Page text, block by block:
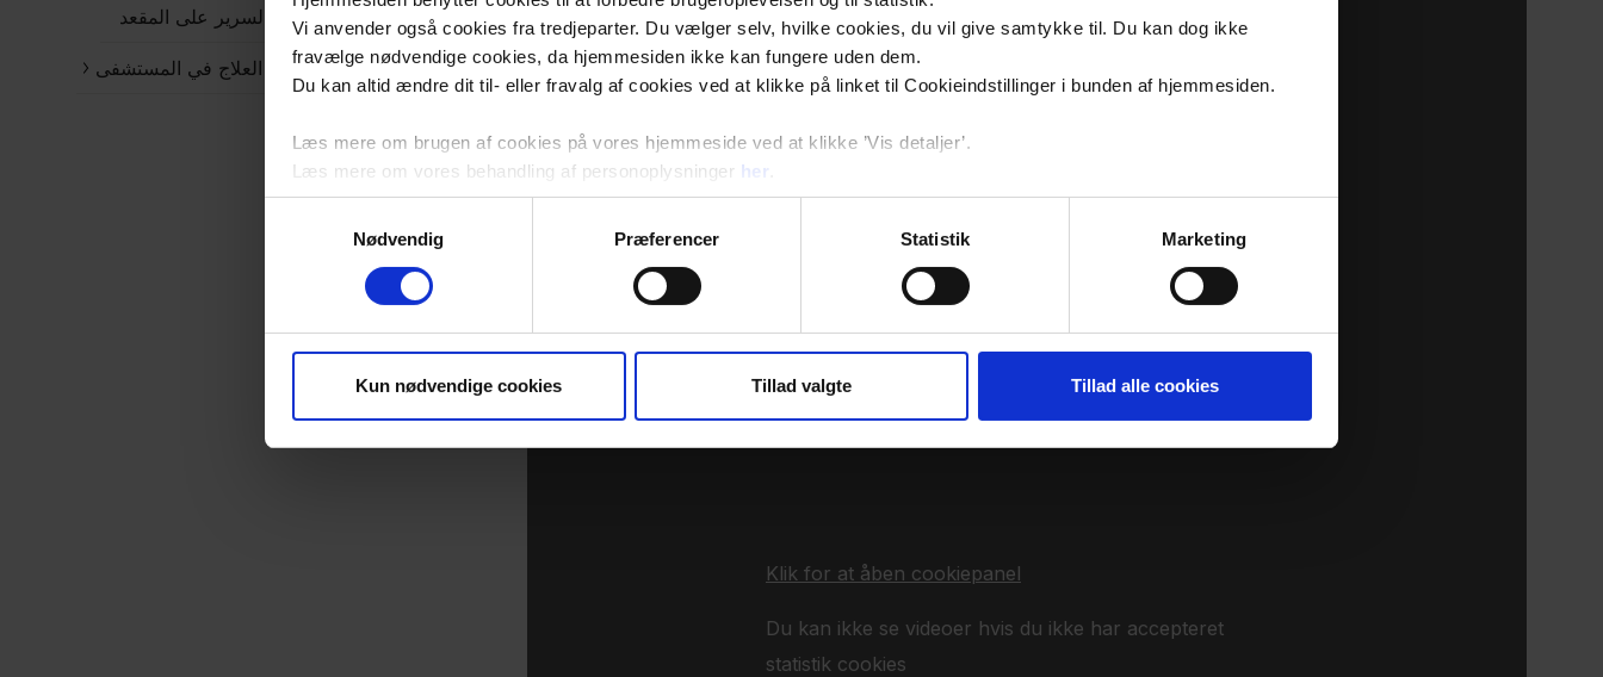
Vi anvender også cookies fra tredjeparter. Du vælger selv, hvilke cookies, du vil give samtykke til. Du kan dog ikke
fravælge nødvendige cookies, da hjemmesiden ikke kan fungere uden dem.
Du kan altid ændre dit til- eller fravalg af cookies ved at klikke på linket til Cookieindstillinger i bunden af hjemmesiden.
Læs mere om brugen af cookies på vores hjemmeside ved at klikke ’Vis detaljer’.
Læs mere om vores behandling af personoplysninger her
Nødvendig
Præferencer Statistik Marketing
Kun nødvendige cookies Tillad valgte Tillad alle cookies
دراجة السرير على المقعد
التدريب أثناء العلاج في المستشفى
Klik for at åben cookiepanel
Du kan ikke se videoer hvis du ikke har accepteret
statistik cookies